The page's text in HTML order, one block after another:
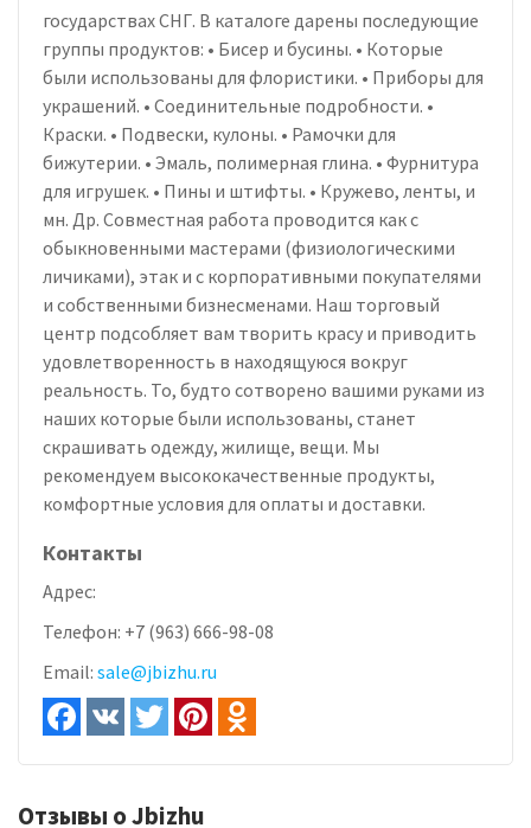
государствах СНГ. В каталоге дарены последующие
группы продуктов: • Бисер и бусины. • Которые
были использованы для флористики. • Приборы для
украшений. • Соединительные подробности. •
Краски. • Подвески, кулоны. • Рамочки для
бижутерии. • Эмаль, полимерная глина. • Фурнитура
для игрушек. • Пины и штифты. • Кружево, ленты, и
мн. Др. Совместная работа проводится как с
обыкновенными мастерами (физиологическими
личиками), этак и с корпоративными покупателями
и собственными бизнесменами. Наш торговый
центр подсобляет вам творить красу и приводить
удовлетворенность в находящуюся вокруг
реальность. То, будто сотворено вашими руками из
наших которые были использованы, станет
скрашивать одежду, жилище, вещи. Мы
рекомендуем высококачественные продукты,
комфортные условия для оплаты и доставки.
Контакты
Адрес:
Телефон: +7 (963) 666-98-08
Email: sale@jbizhu.ru
Отзывы о Jbizhu